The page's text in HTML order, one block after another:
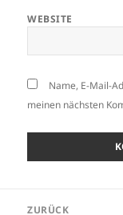
WEBSITE
Name, E-Mail-
meinen nächsten
ZURÜCK